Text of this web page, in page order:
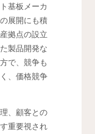
基板メーカ
展開にも積
拠点の設立
製品開発な
で、競争も
、価格競争
、顧客との
重要視され